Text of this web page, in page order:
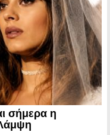
σήμερα η